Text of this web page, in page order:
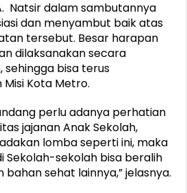
Natsir dalam sambutannya
dan menyambut baik atas
tersebut. Besar harapan
dilaksanakan secara
sehingga bisa terus
Misi Kota Metro.
perlu adanya perhatian
jajanan Anak Sekolah,
lomba seperti ini, maka
Sekolah-sekolah bisa beralih
bahan sehat lainnya,” jelasnya.